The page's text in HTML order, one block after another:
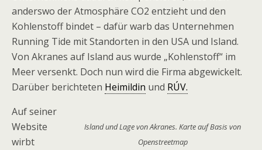
anderswo der Atmosphäre CO2 entzieht und den
Kohlenstoff bindet – dafür warb das Unternehmen
Running Tide mit Standorten in den USA und Island.
Von Akranes auf Island aus wurde „Kohlenstoff“ im
Meer versenkt. Doch nun wird die Firma abgewickelt.
Darüber berichteten Heimildin und RÚV.
Island und Lage von Akranes. Karte auf Basis von
Openstreetmap
Auf seiner
Website
wirbt